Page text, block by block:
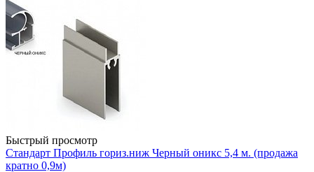
Быстрый просмотр
Стандарт Профиль гориз.ниж Черный оникс 5,4 м. (продажа
кратно 0,9м)